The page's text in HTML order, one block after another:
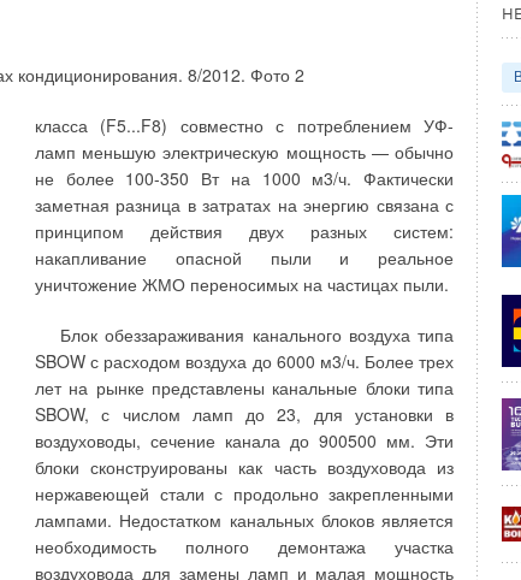
класса (F5...F8) совместно с потреблением УФ-
ламп меньшую электрическую мощность — обычно
не более 100-350 Вт на 1000 м3/ч. Фактически
заметная разница в затратах на энергию связана с
принципом действия двух разных систем:
накапливание опасной пыли и реальное
уничтожение ЖМО переносимых на частицах пыли.
Блок обеззараживания канального воздуха типа
SBOW с расходом воздуха до 6000 м3/ч. Более трех
лет на рынке представлены канальные блоки типа
SBOW, с числом ламп до 23, для установки в
воздуховоды, сечение канала до 900500 мм. Эти
блоки сконструированы как часть воздуховода из
нержавеющей стали с продольно закрепленными
лампами. Недостатком канальных блоков является
необходимость полного демонтажа участка
воздуховода для замены ламп и малая мощность
Так, при попытке самостоятельной или в сторонней
радиаторов нужно учитывать, что в этом случае
производитель не может гарантировать безотказную
работоспособность прибора. Несомненно,
внепроизводственное испытание давлением
жидкости позволит проконтролировать
герметичность радиатора, но ответственность за его
исправность во время работы должен возложить на
примитивностью его оборудования по сравнению с
промышленным, сколько с тем, что могут оказаться
неучтенными некоторые параметры. Например,
конструктивные: в конструкции ряда секционных
радиаторов существуют особенности сочетания
элементов соединения и герметизации.